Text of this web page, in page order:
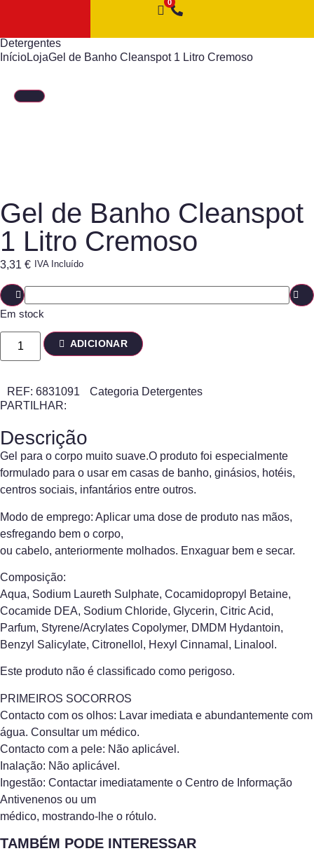
Detergentes
InícioLojaGel de Banho Cleanspot 1 Litro Cremoso
Gel de Banho Cleanspot
1 Litro Cremoso
3,31 € IVA Incluído
Em stock
ADICIONAR
REF: 6831091 Categoria Detergentes
PARTILHAR:
Descrição
Gel para o corpo muito suave.O produto foi especialmente
formulado para o usar em casas de banho, ginásios, hotéis,
centros sociais, infantários entre outros.
Modo de emprego: Aplicar uma dose de produto nas mãos,
esfregando bem o corpo,
ou cabelo, anteriormente molhados. Enxaguar bem e secar.
Composição:
Aqua, Sodium Laureth Sulphate, Cocamidopropyl Betaine,
Cocamide DEA, Sodium Chloride, Glycerin, Citric Acid,
Parfum, Styrene/Acrylates Copolymer, DMDM Hydantoin,
Benzyl Salicylate, Citronellol, Hexyl Cinnamal, Linalool.
Este produto não é classificado como perigoso.
PRIMEIROS SOCORROS
Contacto com os olhos: Lavar imediata e abundantemente com
água. Consultar um médico.
Contacto com a pele: Não aplicável.
Inalação: Não aplicável.
Ingestão: Contactar imediatamente o Centro de Informação
Antivenenos ou um
médico, mostrando-lhe o rótulo.
TAMBÉM PODE INTERESSAR